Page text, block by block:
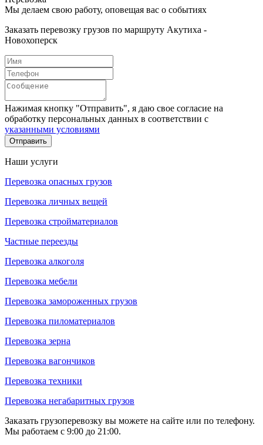
Мы делаем свою работу, оповещая вас о событиях
Заказать перевозку грузов по маршруту Акутиха -
Новохоперск
Нажимая кнопку "Отправить", я даю свое согласие на
обработку персональных данных в соответствии с
указанными условиями
Отправить
Наши услуги
Перевозка опасных грузов
Перевозка личных вещей
Перевозка стройматериалов
Частные переезды
Перевозка алкоголя
Перевозка мебели
Перевозка замороженных грузов
Перевозка пиломатериалов
Перевозка зерна
Перевозка вагончиков
Перевозка техники
Перевозка негабаритных грузов
Заказать грузоперевозку вы можете на сайте или по телефону.
Мы работаем с 9:00 до 21:00.